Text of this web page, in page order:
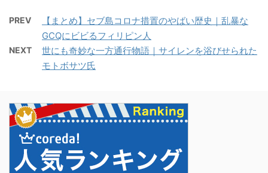
PREV
【まとめ】セブ島コロナ措置のやばい歴史｜乱暴な
GCQにビビるフィリピン人
NEXT
世にも奇妙な一方通行物語｜サイレンを浴びせられた
モトボサツ氏